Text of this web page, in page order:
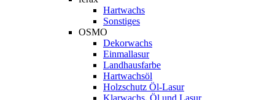
Hartwachs
Sonstiges
OSMO
Dekorwachs
Einmallasur
Landhausfarbe
Hartwachsöl
Holzschutz Öl-Lasur
Klarwachs, Öl und Lasur